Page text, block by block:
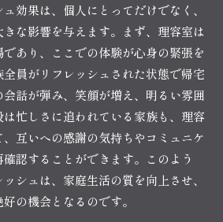
効果は、個人にとってだけでなく、
な影響を与えます。まず、理容室は
あり、ここでの体験が心身の緊張を
員がリフレッシュされた状態で帰宅
話が弾み、笑顔が増え、明るい雰囲
忙しさに追われている家族も、理容
互いへの感謝の気持ちやコミュニケ
認することができます。このよう
シュは、家庭生活の質を向上させ、
の機会となるのです。